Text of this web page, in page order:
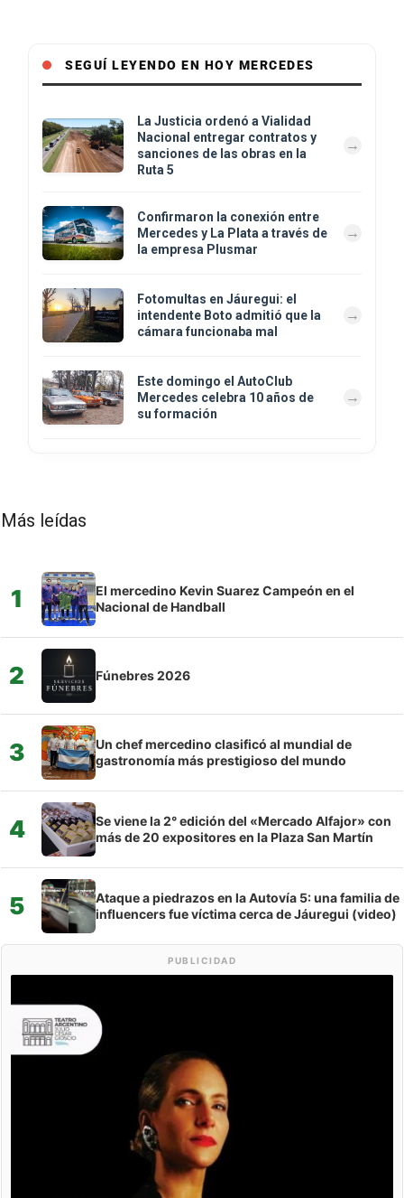
SEGUÍ LEYENDO EN HOY MERCEDES
La Justicia ordenó a Vialidad
Nacional entregar contratos y
sanciones de las obras en la
Ruta 5
Confirmaron la conexión entre
Mercedes y La Plata a través de
la empresa Plusmar
Fotomultas en Jáuregui: el
intendente Boto admitió que la
cámara funcionaba mal
Este domingo el AutoClub
Mercedes celebra 10 años de
su formación
Más leídas
1
El mercedino Kevin Suarez Campeón en el
Nacional de Handball
2 Fúnebres 2026
3
Un chef mercedino clasificó al mundial de
gastronomía más prestigioso del mundo
4
Se viene la 2° edición del «Mercado Alfajor» con
más de 20 expositores en la Plaza San Martín
5
Ataque a piedrazos en la Autovía 5: una familia de
influencers fue víctima cerca de Jáuregui (video)
PUBLICIDAD